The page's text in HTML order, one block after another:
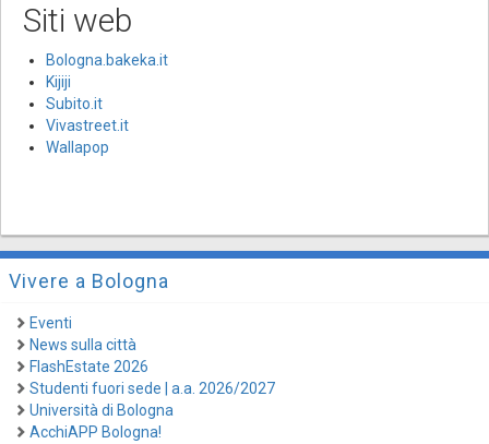
Siti web
Bologna.bakeka.it
Kijiji
Subito.it
Vivastreet.it
Wallapop
Vivere a Bologna
Eventi
News sulla città
FlashEstate 2026
Studenti fuori sede | a.a. 2026/2027
Università di Bologna
AcchiAPP Bologna!